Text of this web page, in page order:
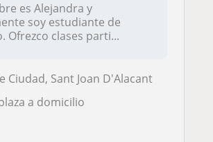
es Alejandra y
soy estudiante de
Ofrezco clases parti...
Ciudad, Sant Joan D'Alacant
a domicilio